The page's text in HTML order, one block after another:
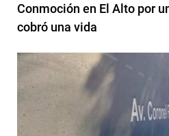
Conmoción en El Alto por
cobró una vida